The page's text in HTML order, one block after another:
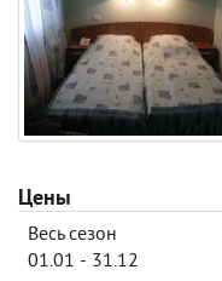
Цены
Весь сезон
01.01 - 31.12